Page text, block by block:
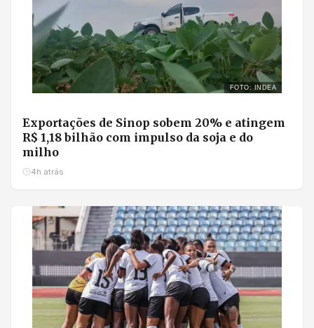
FOTO: INDEA
Exportações de Sinop sobem 20% e atingem
R$ 1,18 bilhão com impulso da soja e do
milho
4h atrás